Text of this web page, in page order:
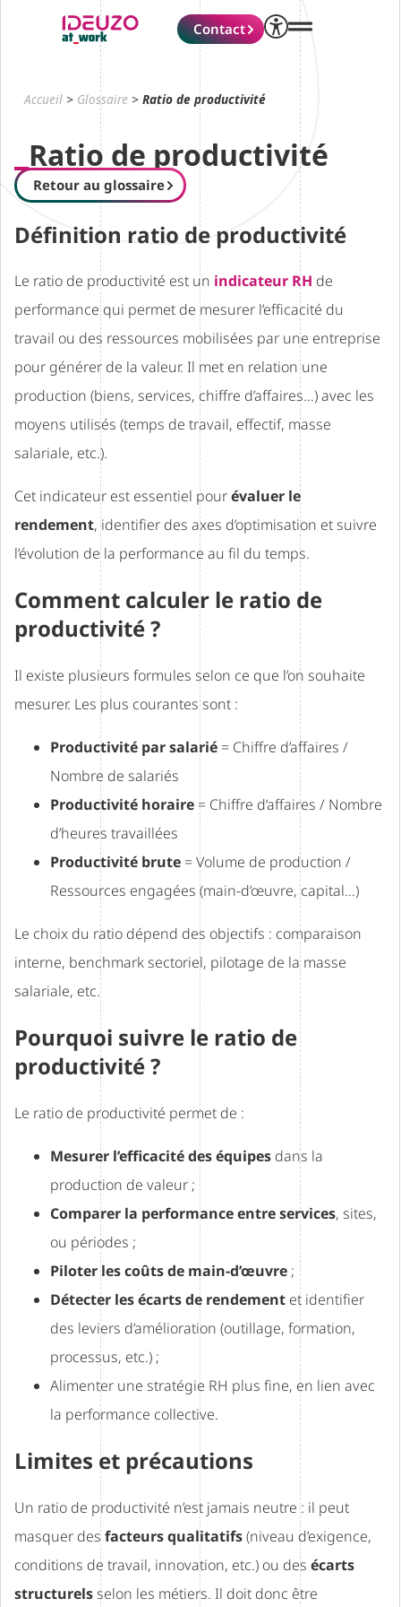
Contact
Accueil > Glossaire >Ratio de productivité
Ratio de productivité
Retour au glossaire
Définition ratio de productivité
Le ratio de productivité est un indicateur RH de
performance qui permet de mesurer l’efficacité du
travail ou des ressources mobilisées par une entreprise
pour générer de la valeur. Il met en relation une
production (biens, services, chiffre d’affaires…) avec les
moyens utilisés (temps de travail, effectif, masse
salariale, etc.).
Cet indicateur est essentiel pourévaluer le
rendement, identifier des axes d’optimisation et suivre
l’évolution de la performance au fil du temps.
Comment calculer le ratio de
productivité ?
Il existe plusieurs formules selon ce que l’on souhaite
mesurer. Les plus courantes sont :
Productivité par salarié = Chiffre d’affaires /
Nombre de salariés
Productivité horaire = Chiffre d’affaires / Nombre
d’heures travaillées
Productivité brute = Volume de production /
Ressources engagées (main-d’œuvre, capital…)
Le choix du ratio dépend des objectifs : comparaison
interne, benchmark sectoriel, pilotage de la masse
salariale, etc.
Pourquoi suivre le ratio de
productivité ?
Le ratio de productivité permet de :
Mesurer l’efficacité des équipes dans la
production de valeur ;
Comparer la performance entre services, sites,
ou périodes ;
Piloter les coûts de main-d’œuvre ;
Détecter les écarts de rendement et identifier
des leviers d’amélioration (outillage, formation,
processus, etc.) ;
Alimenter une stratégie RH plus fine, en lien avec
la performance collective.
Limites et précautions
Un ratio de productivité n’est jamais neutre : il peut
masquer desfacteurs qualitatifs(niveau d’exigence,
conditions de travail, innovation, etc.) ou des écarts
structurelsselon les métiers. Il doit donc être